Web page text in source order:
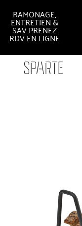
RAMONAGE,
ENTRETIEN &
SAV PRENEZ
RDV EN LIGNE